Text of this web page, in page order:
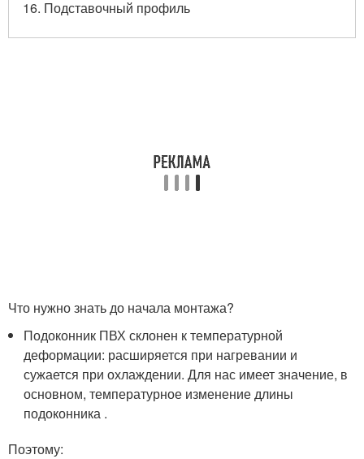
Подставочный профиль
Что нужно знать до начала монтажа?
Подоконник ПВХ склонен к температурной
деформации: расширяется при нагревании и
сужается при охлаждении. Для нас имеет значение, в
основном, температурное изменение длины
подоконника .
Поэтому: